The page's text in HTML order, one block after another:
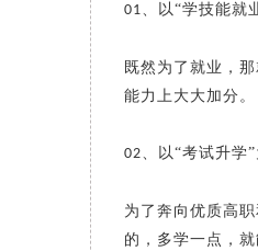
01、 以“学技能就
既然为了就业，
能力上大大加分。
02、 以“考试升学
为了奔向优质高
的，多学一点，